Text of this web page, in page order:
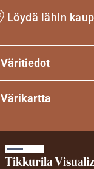
Löydä lähin
Väritiedot
Värikartta
Tikkurila